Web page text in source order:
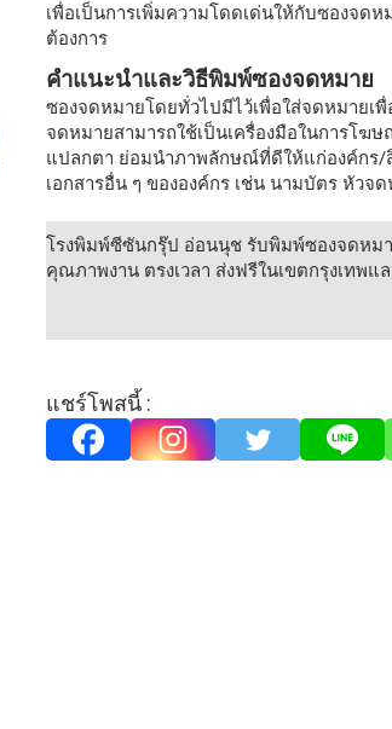
เพื่อเป็นการเพิ่มความโดดเด่นให้กับซองจด
ต้องการ
คำแนะนำและวิธีพิมพ์ซองจดหมาย
ซองจดหมายโดยทั่วไปมีไว้เพื่อใส่จดหมายเ
จดหมายสามารถใช้เป็นเครื่องมือในการโ
แปลกตา ย่อมนำภาพลักษณ์ที่ดีให้แก่องค์กร/
เอกสารอื่น ๆ ขององค์กร เช่น นามบัตร หัวจ
โรงพิมพ์ซีซันกรุ๊ป อ่อนนุช รับพิมพ์ซองจดหม
คุณภาพงาน ตรงเวลา ส่งฟรีในเขตกรุงเทพ
แชร์โพสนี้ :